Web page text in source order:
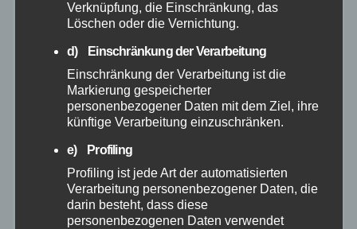
Dezember 2025
November 2025
Oktober 2025
September 2025
Verknüpfung, die Einschränkung, das
Löschen oder die Vernichtung.
d) Einschränkung der Verarbeitung
Einschränkung der Verarbeitung ist die
Markierung gespeicherter
personenbezogener Daten mit dem Ziel, ihre
künftige Verarbeitung einzuschränken.
e) Profiling
Profiling ist jede Art der automatisierten
Verarbeitung personenbezogener Daten, die
darin besteht, dass diese
personenbezogenen Daten verwendet